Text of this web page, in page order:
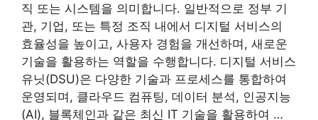
직 또는 시스템을 의미합니다. 일반적으로 정부 기
관, 기업, 또는 특정 조직 내에서 디지털 서비스의
효율성을 높이고, 사용자 경험을 개선하며, 새로운
기술을 활용하는 역할을 수행합니다. 디지털 서비스
유닛(DSU)은 다양한 기술과 프로세스를 통합하여
운영되며, 클라우드 컴퓨팅, 데이터 분석, 인공지능
(AI), 블록체인과 같은 최신 IT 기술을 활용하여 …